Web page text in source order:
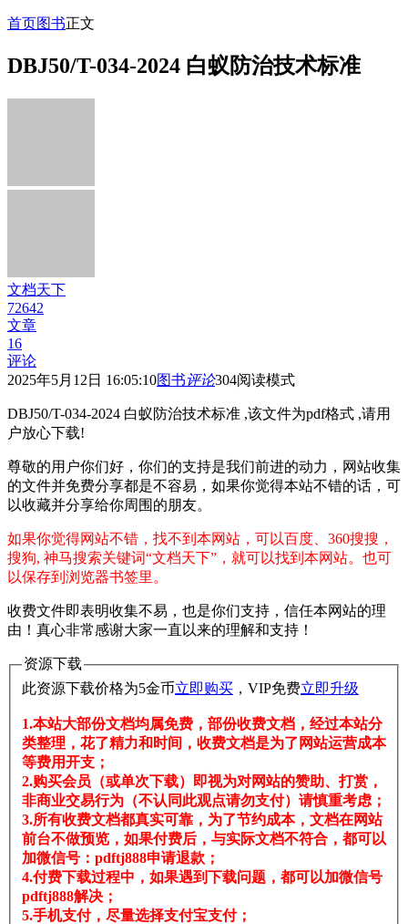
首页图书正文
DBJ50/T-034-2024 白蚁防治技术标准
文档天下
72642
文章
16
评论
2025年5月12日 16:05:10图书评论304阅读模式
DBJ50/T-034-2024 白蚁防治技术标准 ,该文件为pdf格式 ,请用
户放心下载!
尊敬的用户你们好，你们的支持是我们前进的动力，网站收集
的文件并免费分享都是不容易，如果你觉得本站不错的话，可
以收藏并分享给你周围的朋友。
如果你觉得网站不错，找不到本网站，可以百度、360搜搜，
搜狗, 神马搜索关键词“文档天下”，就可以找到本网站。也可
以保存到浏览器书签里。
收费文件即表明收集不易，也是你们支持，信任本网站的理
由！真心非常感谢大家一直以来的理解和支持！
资源下载
此资源下载价格为5金币立即购买 ，VIP免费立即升级
1.本站大部份文档均属免费，部份收费文档，经过本站分
类整理，花了精力和时间，收费文档是为了网站运营成本
等费用开支；
2.购买会员（或单次下载）即视为对网站的赞助、打赏，
非商业交易行为（不认同此观点请勿支付）请慎重考虑；
3.所有收费文档都真实可靠，为了节约成本，文档在网站
前台不做预览，如果付费后，与实际文档不符合，都可以
加微信号：pdftj888申请退款；
4.付费下载过程中，如果遇到下载问题，都可以加微信号
pdftj888解决；
5.手机支付，尽量选择支付宝支付；